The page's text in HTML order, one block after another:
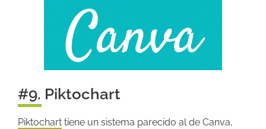
#9. Piktochart
Piktochart tiene un sistema parecido al de Canva,